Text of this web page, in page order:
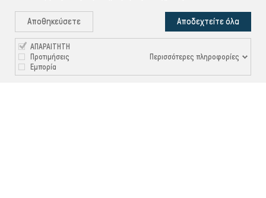
Αποθηκεύσετε Αποδεχτείτε όλα
ΑΠΑΡΑΙΤΗΤΗ
Προτιμήσεις
Εμπορία
Περισσότερες πληροφορίες